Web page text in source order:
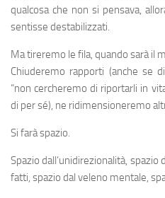
qualcosa che non si pensava,
sentisse destabilizzati.
Ma tireremo le fila, quando sarà il
Chiuderemo rapporti (anche se
“non cercheremo di riportarli in
di per sé), ne ridimensioneremo
Si farà spazio.
Spazio dall’unidirezionalità,
fatti, spazio dal veleno mentale,